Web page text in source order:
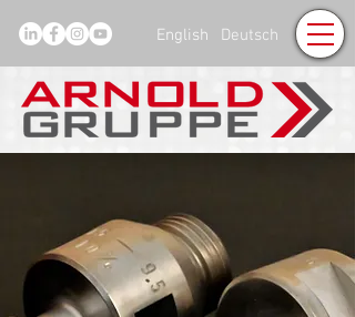
English Deutsch